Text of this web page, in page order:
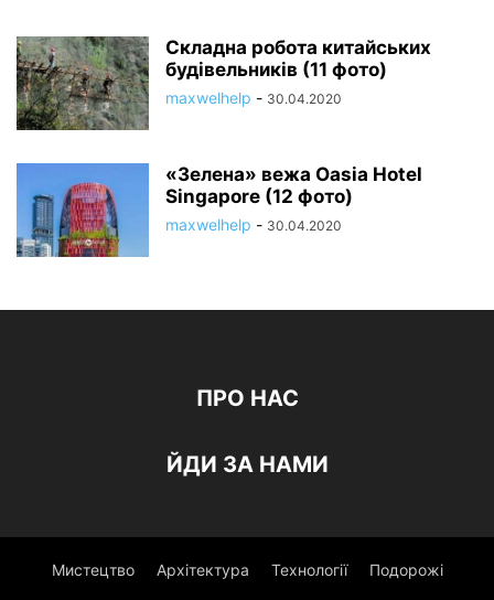
Складна робота китайських
будівельників (11 фото)
maxwelhelp - 30.04.2020
«Зелена» вежа Oasia Hotel
Singapore (12 фото)
maxwelhelp - 30.04.2020
ПРО НАС
ЙДИ ЗА НАМИ
Мистецтво Архітектура Технології Подорожі